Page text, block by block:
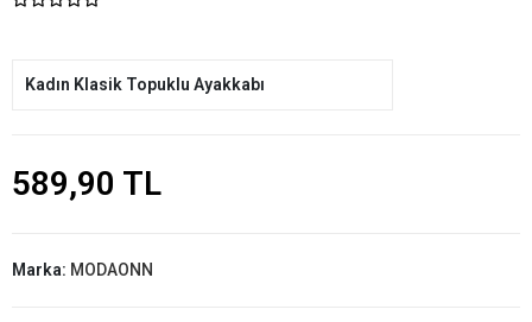
Kadın Klasik Topuklu Ayakkabı
589,90 TL
Marka: MODAONN